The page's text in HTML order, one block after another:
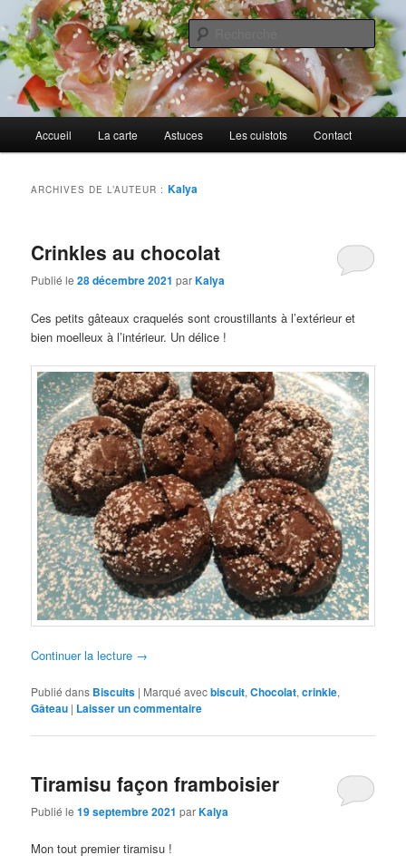
Aller
au
contenu
principal
Aller
au
contenu
secondaireAu petit gargouillis
Cuisines d'internautes.
principal
Accueil La carte Astuces Les cuistots Contact
ARCHIVES DE L’AUTEUR : Kalya
Crinkles au chocolat
Publié le28 décembre 2021 parKalya
Ces petits gâteaux craquelés sont croustillants à l’extérieur et
bien moelleux à l’intérieur. Un délice !
Continuer la lecture →
Publié dans Biscuits | Marqué avecbiscuit,Chocolat,crinkle,
Gâteau | Laisser un commentaire
Tiramisu façon framboisier
Publié le19 septembre 2021 parKalya
Mon tout premier tiramisu !